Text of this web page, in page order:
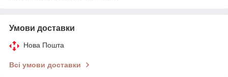
Умови доставки
Нова Пошта
Всі умови доставки